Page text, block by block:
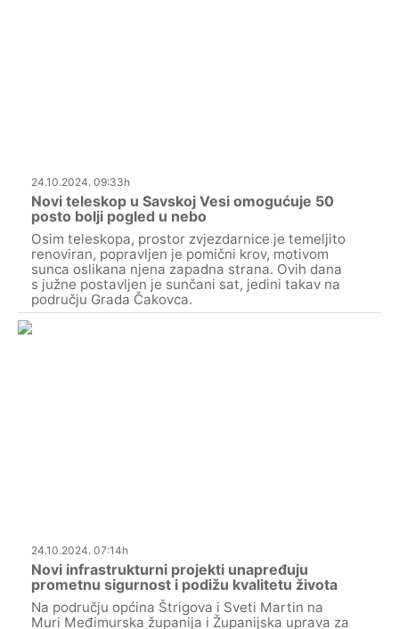
24.10.2024. 09:33h
Novi teleskop u Savskoj Vesi omogućuje 50
posto bolji pogled u nebo
Osim teleskopa, prostor zvjezdarnice je temeljito
renoviran, popravljen je pomični krov, motivom
sunca oslikana njena zapadna strana. Ovih dana
s južne postavljen je sunčani sat, jedini takav na
području Grada Čakovca.
24.10.2024. 07:14h
Novi infrastrukturni projekti unapređuju
prometnu sigurnost i podižu kvalitetu života
Na području općina Štrigova i Sveti Martin na
Muri Međimurska županija i Županijska uprava za